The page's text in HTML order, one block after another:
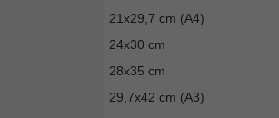
21x29,7 cm (A4)
24x30 cm
28x35 cm
29,7x42 cm (A3)